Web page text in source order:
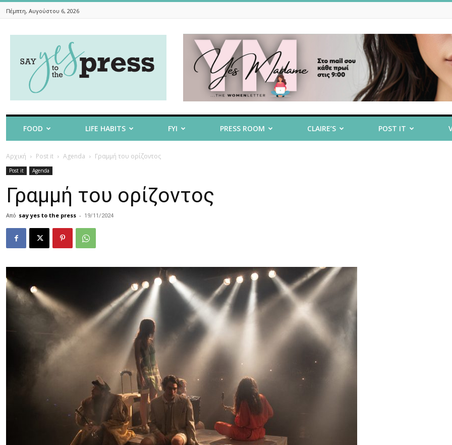
Πέμπτη, Αυγούστου 6, 2026
To
The
FOOD LIFE HABITS FYI PRESS ROOM CLAIRE’S POST IT
Αρχική Post it Agenda Γραμμή του ορίζοντος
Post it Agenda
Γραμμή του ορίζοντος
Από say yes to the press - 19/11/2024